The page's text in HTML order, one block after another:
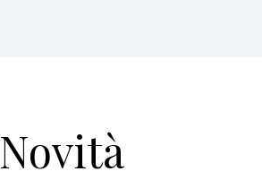
Novità